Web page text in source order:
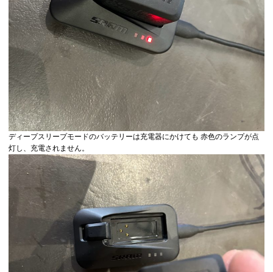
ディープスリープモードのバッテリーは充電器にかけても 赤色のランプが点
灯し、充電されません。